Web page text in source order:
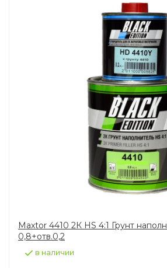
Maxtor 4410 2К HS 4:1 Грунт
0,8+отв.0,2
в наличии